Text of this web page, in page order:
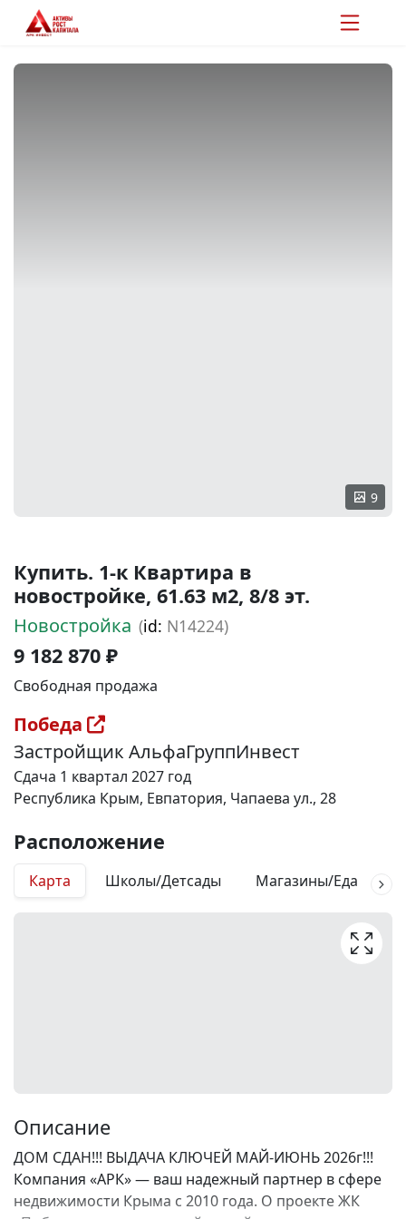
9
Купить. 1-к Квартира в
новостройке, 61.63 м2, 8/8 эт.
Новостройка (id: N14224)
9 182 870 ₽
Свободная продажа
Победа
Застройщик АльфаГруппИнвест
Сдача 1 квартал 2027 год
Республика Крым, Евпатория, Чапаева ул., 28
Расположение
Карта Школы/Детсады Магазины/Еда
Описание
ДОМ СДАН!!! ВЫДАЧА КЛЮЧЕЙ МАЙ-ИЮНЬ 2026г!!!
Компания «АРК» — ваш надежный партнер в сфере
недвижимости Крыма с 2010 года. О проекте ЖК